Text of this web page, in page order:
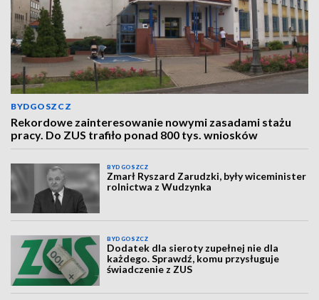
BYDGOSZCZ
Rekordowe zainteresowanie nowymi zasadami stażu
pracy. Do ZUS trafiło ponad 800 tys. wniosków
BYDGOSZCZ
Zmarł Ryszard Zarudzki, były wiceminister
rolnictwa z Wudzynka
BYDGOSZCZ
Dodatek dla sieroty zupełnej nie dla
każdego. Sprawdź, komu przysługuje
świadczenie z ZUS